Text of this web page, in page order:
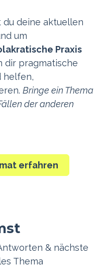
du deine aktuellen
um
Praxis
dir pragmatische
helfen,
Bringe ein Thema
der anderen
erfahren
& nächste
Thema